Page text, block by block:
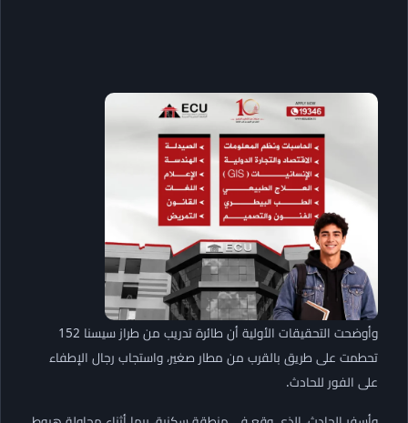
وأوضحت التحقيقات الأولية أن طائرة تدريب من طراز سيسنا 152
تحطمت على طريق بالقرب من مطار صغير، واستجاب رجال الإطفاء
على الفور للحادث.